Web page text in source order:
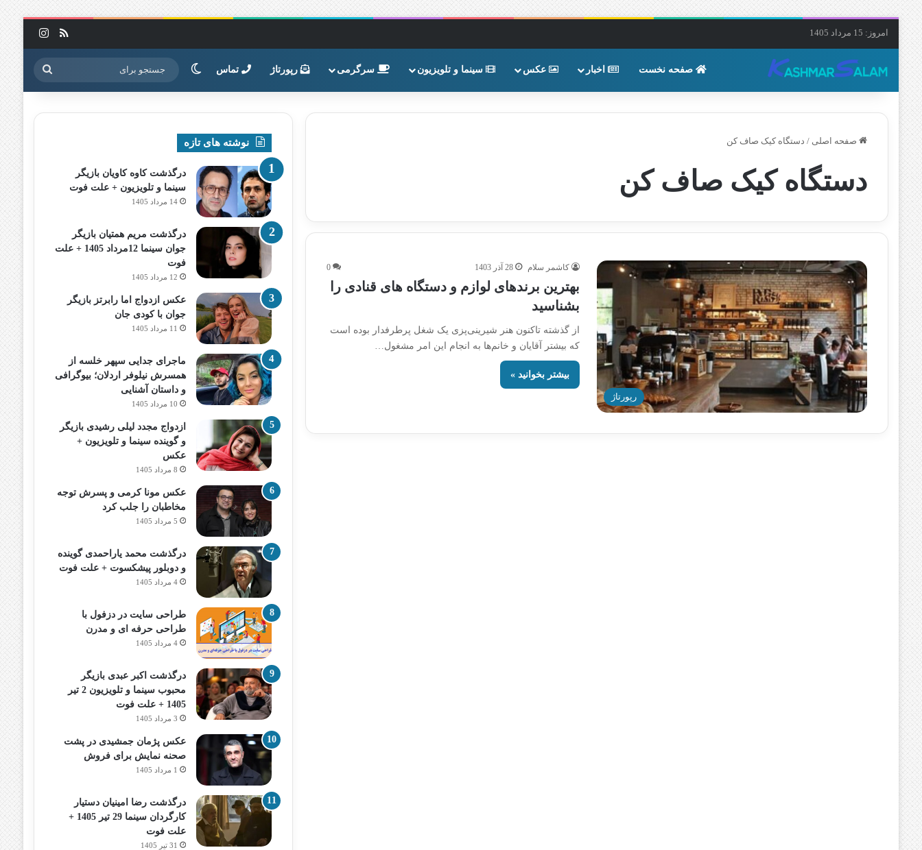
امروز: 15 مرداد 1405 خوراک
صفحه نخست اخبار عکس سینما و تلویزیون سرگرمی رپورتاژ تماس تغییر پوسته جستجو
برای
صفحه اصلی / دستگاه کیک صاف کن
دستگاه کیک صاف کن
رپورتاژ
کاشمر سلام 28 آذر 1403 0
بهترین برندهای لوازم و دستگاه های قنادی را
بشناسید
از گذشته تاکنون هنر شیرینی‌پزی یک شغل پرطرفدار بوده است
که بیشتر آقایان و خانم‌ها به انجام این امر مشغول…
بیشتر بخوانید »
نوشته های تازه
درگذشت کاوه کاویان بازیگر
سینما و تلویزیون + علت فوت
14 مرداد 1405
درگذشت مریم همتیان بازیگر
جوان سینما 12مرداد 1405 + علت
فوت
12 مرداد 1405
عکس ازدواج اما رابرتز بازیگر
جوان با کودی جان
11 مرداد 1405
ماجرای جدایی سپهر خلسه از
همسرش نیلوفر اردلان؛ بیوگرافی
و داستان آشنایی
10 مرداد 1405
ازدواج مجدد لیلی رشیدی بازیگر
و گوینده سینما و تلویزیون +
عکس
8 مرداد 1405
عکس مونا کرمی و پسرش توجه
مخاطبان را جلب کرد
5 مرداد 1405
درگذشت محمد یاراحمدی گوینده
و دوبلور پیشکسوت + علت فوت
4 مرداد 1405
طراحی سایت در دزفول با
طراحی حرفه‌ ای و مدرن
4 مرداد 1405
درگذشت اکبر عبدی بازیگر
محبوب سینما و تلویزیون 2 تیر
1405 + علت فوت
3 مرداد 1405
عکس پژمان جمشیدی در پشت
صحنه نمایش برای فروش
1 مرداد 1405
درگذشت رضا امینیان دستیار
کارگردان سینما 29 تیر 1405 +
علت فوت
31 تیر 1405